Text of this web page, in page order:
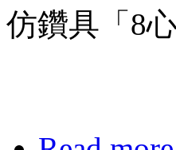
仿鑽具「8心